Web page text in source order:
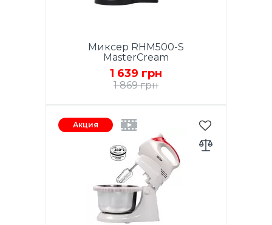
Миксер RHM500-S
MasterCream
1 639 грн
1 869 грн
TURBO. 5 скоростей.
Хромированные насадки. 2
венчика для взбивания яиц и
кремов. Насадки для теста.
Кнопка извлечения насадок.
Вращающаяся чаша из нерж
стали 3.5 л. Цвет: нержавеющая
сталь. Гарантия - 1 год.
Акция